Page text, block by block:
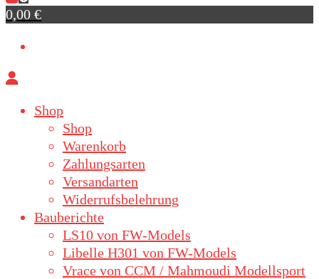
0,00 €
Shop
Shop
Warenkorb
Zahlungsarten
Versandarten
Widerrufsbelehrung
Bauberichte
LS10 von FW-Models
Libelle H301 von FW-Models
Vrace von CCM / Mahmoudi Modellsport